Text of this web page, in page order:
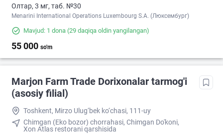
Олтар, 3 мг, таб. №30
Menarini International Operations Luxembourg S.A. (Люксембург)
Mavjud: 1 dona (29 daqiqa oldin yangilangan)
55 000 so'm
Marjon Farm Trade Dorixonalar tarmog'i
(asosiy filial)
Toshkent, Mirzo Ulug‘bek ko‘chasi, 111-uy
Chimgan (Eko bozor) chorrahasi, Chimgan Do'koni,
Xon Atlas restorani qarshisida